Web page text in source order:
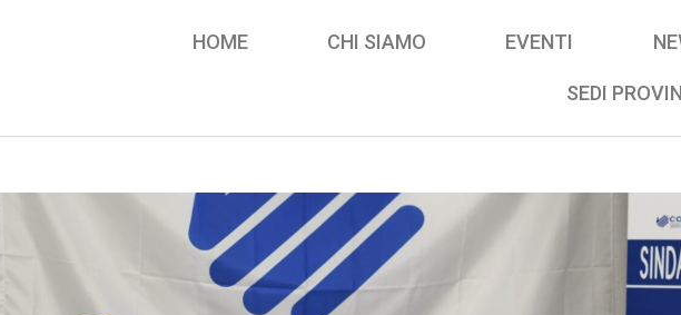
HOME CHI SIAMO EVENTI
SEDI